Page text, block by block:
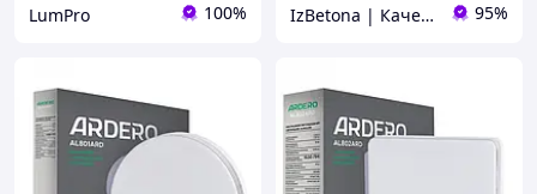
LumPro 100% IzBetona | Качественные товары по доступным ценам 95%